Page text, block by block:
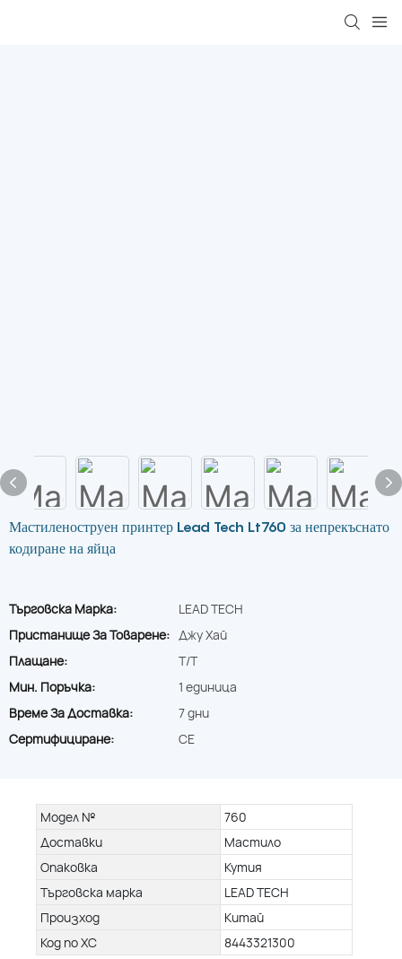
Мастиленоструен принтер Lead Tech Lt760 за непрекъснато
кодиране на яйца
Търговска Марка:
LEAD TECH
Пристанище За Товарене: Джу Хай
Плащане:
T/T
Мин. Поръчка:
1 единица
Време За Доставка:
7 дни
Сертифициране:
CE
Модел №
760
Доставки
Мастило
Опаковка
Кутия
Търговска марка
LEAD TECH
Произход
Китай
Код по ХС
8443321300